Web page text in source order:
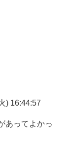
) 16:44:57
あってよかっ